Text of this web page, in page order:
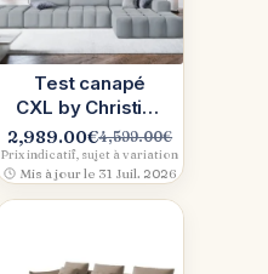
Test canapé
CXL by Christian
Lacroix :
velours bleu,
moelleux et
durable
4,599.00€
Le
prix
initial
2,989.00€
Le
prix
actuel
Prix indicatif, sujet à variation
Mis à jour le 31 Juil. 2026